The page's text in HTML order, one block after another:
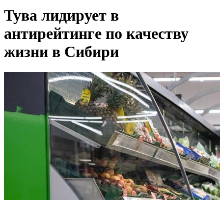
Тува лидирует в
антирейтинге по качеству
жизни в Сибири